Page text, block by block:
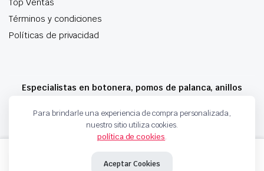
Añadir al carrito
Términos y condiciones
Políticas de privacidad
Especialistas en botonera, pomos de palanca, anillos
Copyright 2024 © Motorche Autoparts. Todos los derechos reservados
Para brindarle una experiencia de compra personalizada,
nuestro sitio utiliza cookies.
política de cookies.
Aceptar Cookies